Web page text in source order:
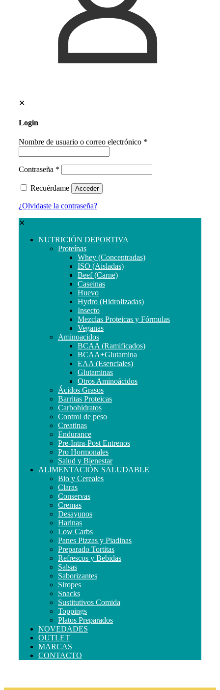
✕
Login
Nombre de usuario o correo electrónico *
Contraseña *
Recuérdame Acceder
¿Olvidaste la contraseña?
✕
NUTRICIÓN DEPORTIVA
Proteínas
Whey (Concentradas)
ISO (Aisladas)
Beef (Carne)
Caseinas
Huevo
Hydro (Hidrolizadas)
Insecto
Mezclas Proteicas y Fórmulas
Veganas
Aminoacidos
BCAA (Ramificados)
BCAA+Glutamina
EAA (Esenciales)
Glutaminas
Otros Aminoácidos
Ácidos Grasos
Barritas Proteicas
Carbohidratos
Control de peso
Creatinas
Endurance
Pre-Intra-Post Entrenos
Pro Hormonales
Salud y Bienestar
ALIMENTACIÓN SALUDABLE
Bio y Cereales
Claras
Conservas
Cremas
Desayunos
Harinas
Low Carbs
Panes Pizzas y Piadinas
Preparado Tortitas
Refrescos y Bebidas
Salsas
Saborizantes
Siropes
Snacks
Sustitutivos Comida
Toppings
Platos Preparados
NOVEDADES
OUTLET
MARCAS
CONTACTO